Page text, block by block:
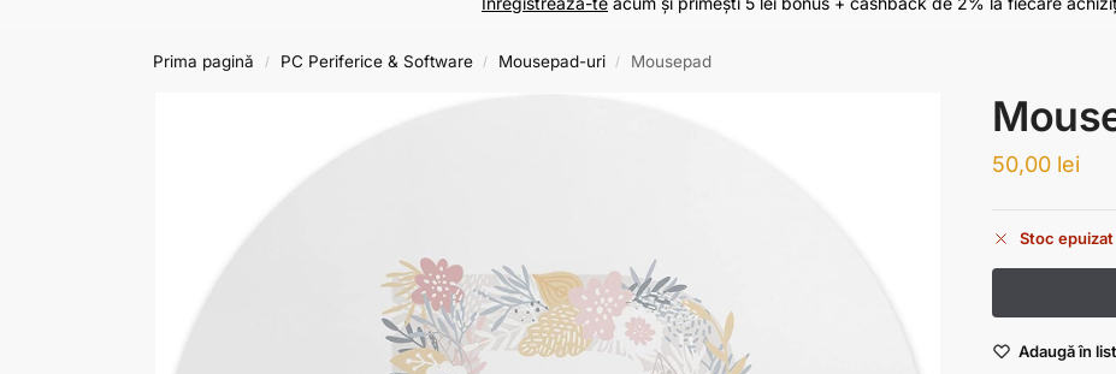
Prima pagină / PC Periferice & Software / Mousepad-uri / Mousepad
50,00 lei
Stoc epuizat
Adaugă în